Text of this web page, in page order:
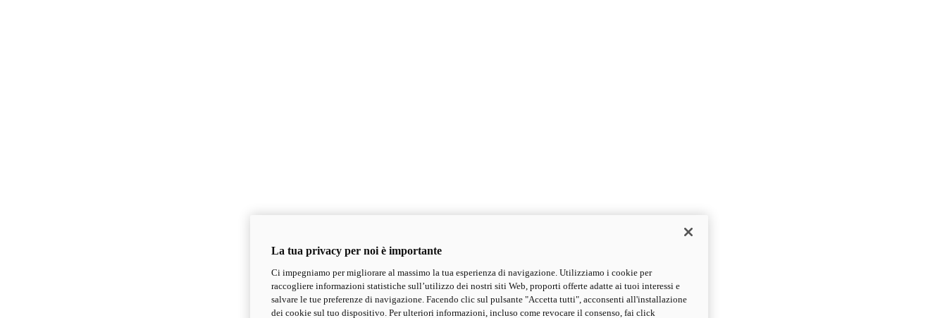
La tua privacy per noi è importante
Ci impegniamo per migliorare al massimo la tua esperienza di navigazione. Utilizziamo i cookie per
raccogliere informazioni statistiche sull’utilizzo dei nostri siti Web, proporti offerte adatte ai tuoi interessi e
salvare le tue preferenze di navigazione. Facendo clic sul pulsante "Accetta tutti", acconsenti all'installazione
dei cookie sul tuo dispositivo. Per ulteriori informazioni, incluso come revocare il consenso, fai click